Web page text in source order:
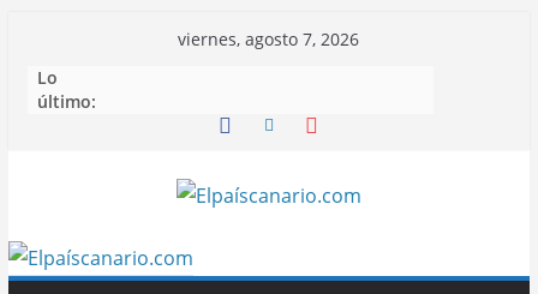
contenido
viernes, agosto 7, 2026
Lo
último: